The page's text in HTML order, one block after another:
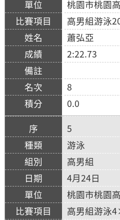
桃園市桃園
高男組游泳
蕭弘亞
2:22.73
8
0.0
5
游泳
高男組
4月24日
桃園市桃園
高男組游泳